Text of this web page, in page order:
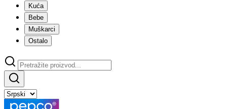
Kuća
Bebe
Muškarci
Ostalo